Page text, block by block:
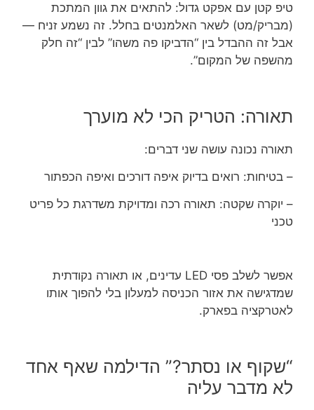
טיפ קטן עם אפקט גדול: להתאים את גוון המתכת
(מבריק/מט) לשאר האלמנטים בחלל. זה נשמע זניח —
אבל זה ההבדל בין “הדביקו פה משהו” לבין “זה חלק
מהשפה של המקום”.
תאורה: הטריק הכי לא מוערך
תאורה נכונה עושה שני דברים:
– בטיחות: רואים בדיוק איפה דורכים ואיפה הכפתור
– יוקרה שקטה: תאורה רכה ומדויקת משדרגת כל פריט
טכני
אפשר לשלב פסי LED עדינים, או תאורה נקודתית
שמדגישה את אזור הכניסה למעלון בלי להפוך אותו
לאטרקציה בפארק.
“שקוף או נסתר?” הדילמה שאף אחד
לא מדבר עליה